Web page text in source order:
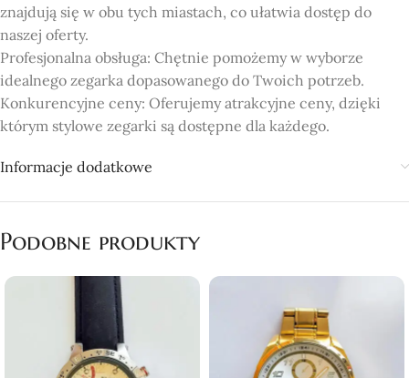
znajdują się w obu tych miastach, co ułatwia dostęp do
naszej oferty.
Profesjonalna obsługa: Chętnie pomożemy w wyborze
idealnego zegarka dopasowanego do Twoich potrzeb.
Konkurencyjne ceny: Oferujemy atrakcyjne ceny, dzięki
którym stylowe zegarki są dostępne dla każdego.
Informacje dodatkowe
Podobne produkty